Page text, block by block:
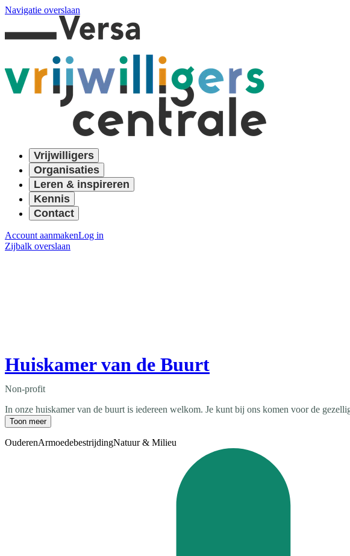
Navigatie overslaan
Vrijwilligers
Organisaties
Leren & inspireren
Kennis
Contact
Account aanmakenLog in
Zijbalk overslaan
Huiskamer van de Buurt
Non-profit
In onze huiskamer van de buurt is iedereen welkom. Je kunt bij ons komen voor de
Toon meer
OuderenArmoedebestrijdingNatuur & Milieu